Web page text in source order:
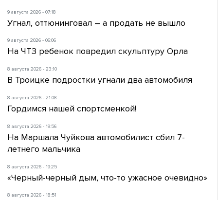
9 августа 2026 - 07:18
Угнал, оттюнинговал – а продать не вышло
9 августа 2026 - 06:06
На ЧТЗ ребенок повредил скульптуру Орла
8 августа 2026 - 23:10
В Троицке подростки угнали два автомобиля
8 августа 2026 - 21:08
Гордимся нашей спортсменкой!
8 августа 2026 - 19:56
На Маршала Чуйкова автомобилист сбил 7-
летнего мальчика
8 августа 2026 - 19:25
«Черный-черный дым, что-то ужасное очевидно»
8 августа 2026 - 18:51